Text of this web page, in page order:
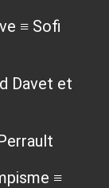
≡ Sofi
Davet et
≡